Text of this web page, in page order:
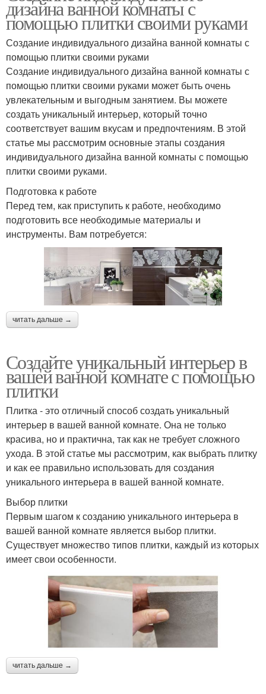
дизайна ванной комнаты с
помощью плитки своими руками
Создание индивидуального дизайна ванной комнаты с
помощью плитки своими руками
Создание индивидуального дизайна ванной комнаты с
помощью плитки своими руками может быть очень
увлекательным и выгодным занятием. Вы можете
создать уникальный интерьер, который точно
соответствует вашим вкусам и предпочтениям. В этой
статье мы рассмотрим основные этапы создания
индивидуального дизайна ванной комнаты с помощью
плитки своими руками.
Подготовка к работе
Перед тем, как приступить к работе, необходимо
подготовить все необходимые материалы и
инструменты. Вам потребуется:
читать дальше →
Создайте уникальный интерьер в
вашей ванной комнате с помощью
плитки
Плитка - это отличный способ создать уникальный
интерьер в вашей ванной комнате. Она не только
красива, но и практична, так как не требует сложного
ухода. В этой статье мы рассмотрим, как выбрать плитку
и как ее правильно использовать для создания
уникального интерьера в вашей ванной комнате.
Выбор плитки
Первым шагом к созданию уникального интерьера в
вашей ванной комнате является выбор плитки.
Существует множество типов плитки, каждый из которых
имеет свои особенности.
читать дальше →